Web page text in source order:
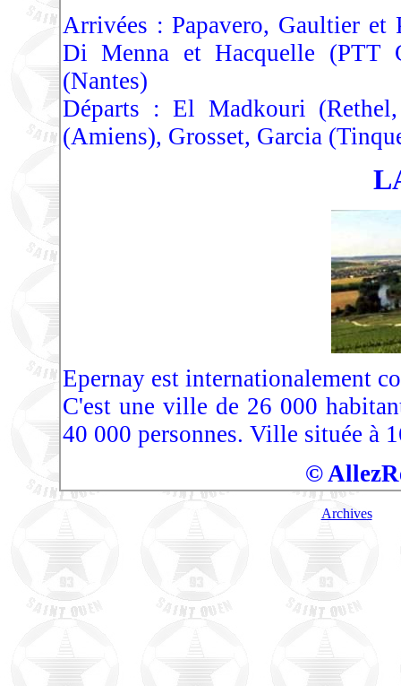
Arrivées : Papavero, Gaultier et
Di Menna et Hacquelle (PTT
(Nantes)
Départs : El Madkouri (Rethel,
(Amiens), Grosset, Garcia
Epernay est internationalement
C'est une ville de 26 000
40 000 personnes. Ville située à
©
Archives